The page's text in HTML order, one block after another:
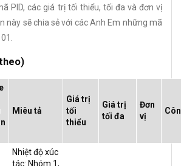
PID, các giá trị tối thiểu, tối đa và đơn vị
này sẽ chia sẻ với các Anh Em những mã
Miêu tả
Giá trị
tối
thiểu
Giá trị
tối đa
Đơn
vị
Nhiệt độ xúc
tác: Nhóm 1,